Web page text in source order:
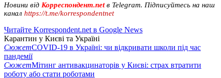
Новини від Корреспондент.netв Telegram. Підписуйтесь на наш
канал https://t.me/korrespondentnet
Читайте Korrespondent.net в Google News
Карантин у Києві та Україні
СюжетCOVID-19 в Україні: чи відкривати школи під час
пандемії
СюжетМітинг антивакцинаторів у Києві: страх втратити
роботу або стати роботами